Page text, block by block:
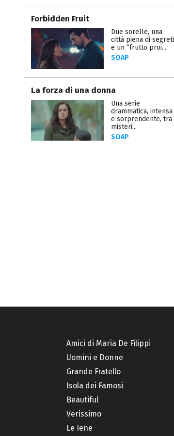
Forbidden Fruit
Due sorelle, una
città piena di segreti
e un “frutto proi...
SOAP
La forza di una donna
Una serie
drammatica, intensa
e sorprendente, tra
misteri...
SOAP
Amici di Maria De Filippi
Uomini e Donne
Grande Fratello
Isola dei Famosi
Beautiful
Verissimo
Le Iene